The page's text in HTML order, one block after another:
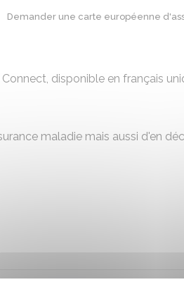
Demander une carte européenne
disponible en français
maladie mais aussi d'en